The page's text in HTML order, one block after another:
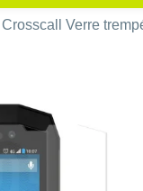
Crosscall Verre